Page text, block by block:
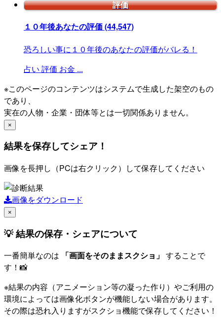
評価
１０年後あなたの評価(44,547)
恐ろしい事に１０年後のあなたの評価がバレる！
占い 評価 お金 ...
※このページのコンテンツはシステムで生成した架空のもの
であり、
実在の人物・企業・団体等とは一切関係ありません。
×
結果を保存してシェア！
画像を長押し（PCは右クリック）して保存してください
画像をダウンロード
×
💡 結果の保存・シェアについて
一番簡単なのは 「画面をそのままスクショ」 することで
す！📸
※結果の内容（アニメーション等の凝った作り）やご利用の
環境によっては画像化ボタンが機能しない場合があります。
その際は恐れ入りますがスクショ機能で保存してください！